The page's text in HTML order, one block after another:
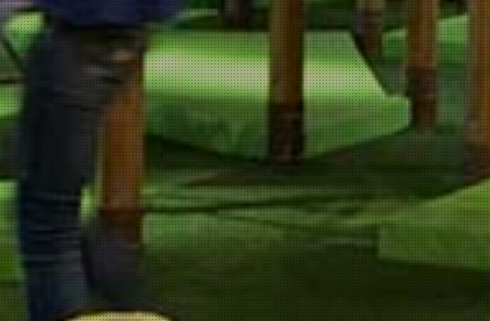
トップページ
ドコドコとは？
きのこのこ図鑑
冒険あそび紹介